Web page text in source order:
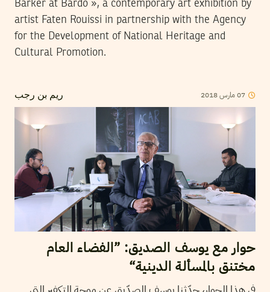
Barker at Bardo », a contemporary art exhibition by
artist Faten Rouissi in partnership with the Agency
for the Development of National Heritage and
Cultural Promotion.
ريم بن رجب 07مارس2018
حوار مع يوسف الصديق: ”الفضاء العام
مختنق بالمسألة الدينية“